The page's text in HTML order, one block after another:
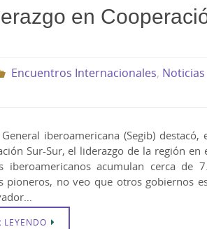
en
Encuentros Internacionales, Noticias
iberoamericana (Segib)
Sur-Sur, el liderazgo de la región en
iberoamericanos acumulan cerca de
pioneros, no veo que otros gobiernos
LEYENDO